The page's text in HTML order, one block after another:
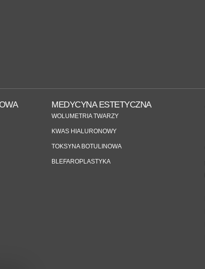
MEDYCYNA ESTETYCZNA
WOLUMETRIA TWARZY
KWAS HIALURONOWY
TOKSYNA BOTULINOWA
BLEFAROPLASTYKA